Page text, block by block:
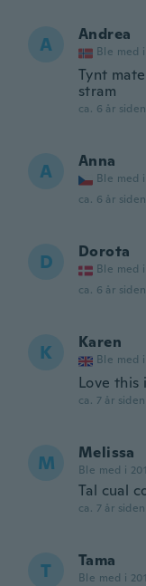
A Andrea
Ble med
Tynt
stram
ca. 6 år siden
A Anna
Ble med
ca. 6 år siden
D Dorota
Ble med
ca. 6 år siden
K Karen
Ble med
Love this
ca. 7 år siden
M Melissa
Ble med i
Tal cual
ca. 7 år siden
T Tama
Ble med i